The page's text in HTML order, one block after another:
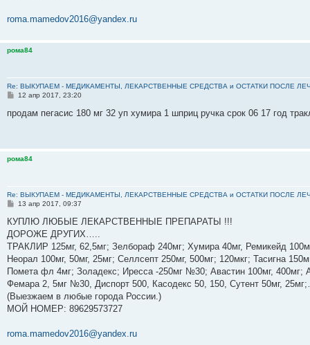
roma.mamedov2016@yandex.ru
рома84
Re: ВЫКУПАЕМ - МЕДИКАМЕНТЫ, ЛЕКАРСТВЕННЫЕ СРЕДСТВА и ОСТАТКИ ПОСЛЕ
С
о
е
12 апр 2017, 23:20
продам пегасис 180 мг 32 уп хумира 1 шприц ручка срок 06 17 год
рома84
Re: ВЫКУПАЕМ - МЕДИКАМЕНТЫ, ЛЕКАРСТВЕННЫЕ СРЕДСТВА и ОСТАТКИ ПОСЛЕ
С
о
щ
е
и
е
13 апр 2017, 09:37
КУПЛЮ ЛЮБЫЕ ЛЕКАРСТВЕННЫЕ ПРЕПАРАТЫ !!!
ДОРОЖЕ ДРУГИХ…..
ТРАКЛИР 125мг, 62,5мг; Зелбораф 240мг; Хумира 40мг, Ремикейд
Неорал 100мг, 50мг, 25мг; Селлсепт 250мг, 500мг; 120мкг; Тасигна
Помета фл 4мг; Золадекс; Иресса -250мг №30; Авастин 100мг, 400мг;
Фемара 2, 5мг №30, Диспорт 500, Касодекс 50, 150, Сутент 50мг,
(Выезжаем в любые города России.)
МОЙ НОМЕР: ‪89629573727‬
roma.mamedov2016@yandex.ru